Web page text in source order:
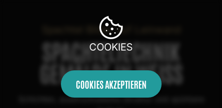
Spachtel Bilder auf Leinwand
SPACHTELTECHNIK
GEMÄLDE IN WEISS
Schichten, ausdrucksstarke Struktur und spürbare
COOKIES
COOKIES AKZEPTIEREN